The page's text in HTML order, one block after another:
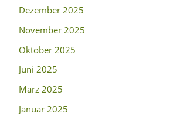
Dezember 2025
November 2025
Oktober 2025
Juni 2025
März 2025
Januar 2025